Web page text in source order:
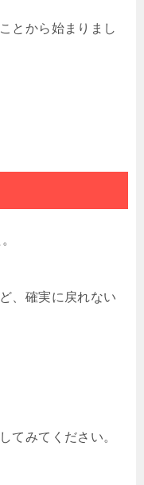
とから始まりまし
、確実に戻れない
てみてください。